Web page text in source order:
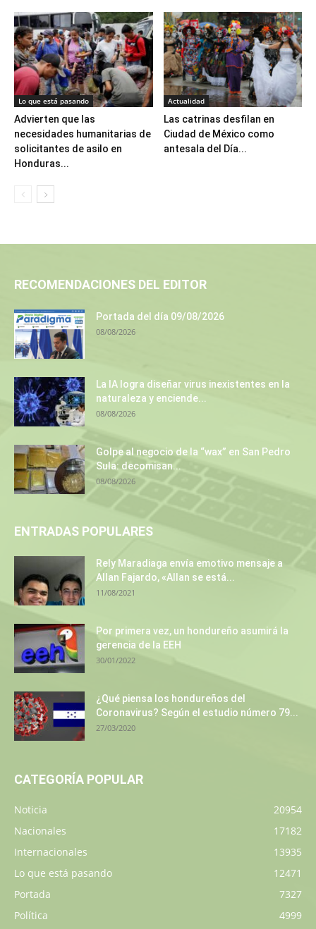
Lo que está pasando
Advierten que las
necesidades humanitarias de
solicitantes de asilo en
Honduras...
Actualidad
Las catrinas desfilan en
Ciudad de México como
antesala del Día...
RECOMENDACIONES DEL EDITOR
Portada del día 09/08/2026
08/08/2026
La IA logra diseñar virus inexistentes en la
naturaleza y enciende...
08/08/2026
Golpe al negocio de la “wax” en San Pedro
Sula: decomisan...
08/08/2026
ENTRADAS POPULARES
Rely Maradiaga envía emotivo mensaje a
Allan Fajardo, «Allan se está...
11/08/2021
Por primera vez, un hondureño asumirá la
gerencia de la EEH
30/01/2022
¿Qué piensa los hondureños del
Coronavirus? Según el estudio número 79...
27/03/2020
CATEGORÍA POPULAR
Noticia
20954
Nacionales
17182
Internacionales
13935
Lo que está pasando
12471
Portada
7327
Política
4999